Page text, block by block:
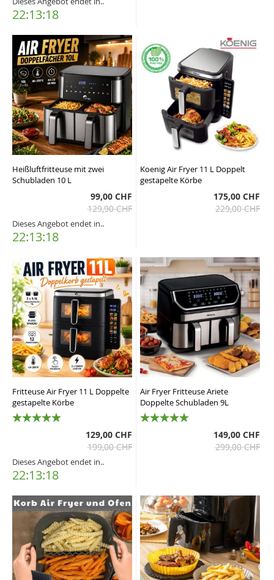
22:13:17
Heißluftfritteuse mit zwei
Schubladen 10 L
99,00 CHF
129,90 CHF
Dieses Angebot endet in..
22:13:17
Koenig Air Fryer 11 L Doppelt
gestapelte Körbe
175,00 CHF
229,00 CHF
Fritteuse Air Fryer 11 L Doppelte
gestapelte Körbe
129,00 CHF
199,00 CHF
Dieses Angebot endet in..
22:13:17
Air Fryer Fritteuse Ariete
Doppelte Schubladen 9L
149,00 CHF
299,00 CHF